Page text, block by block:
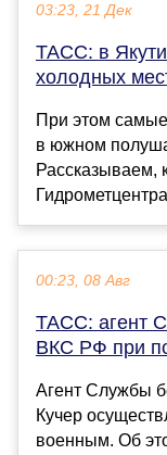
03:23, 21 Дек
ТАСС: в
холодных
При этом
в южном
Рассказываем,
00:23, 08 Авг
ТАСС: агент
ВКС РФ при
Агент Службы
Кучер
военным. Об